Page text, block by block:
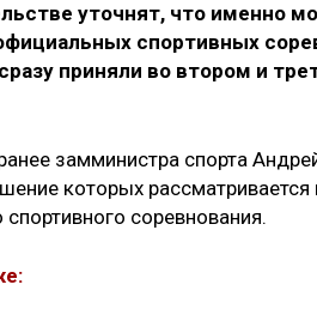
уточнят, что именно
спортивных
приняли во втором и
замминистра спорта
которых рассматривается
соревнования.